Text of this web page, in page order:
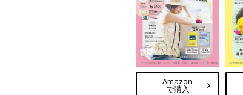
Amazon
で購入